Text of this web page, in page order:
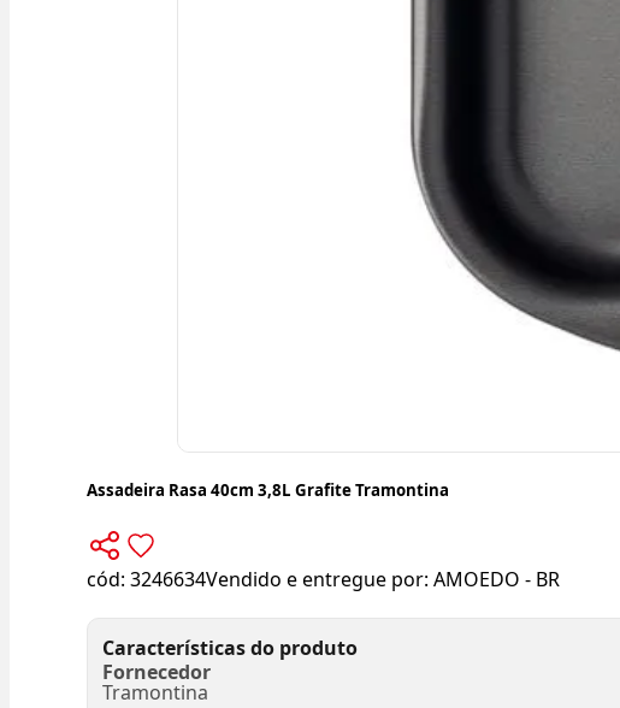
Assadeira Rasa 40cm 3,8L Grafite Tramontina
cód: 3246634Vendido e entregue por: AMOEDO - BR
Características do produto
Fornecedor
Tramontina